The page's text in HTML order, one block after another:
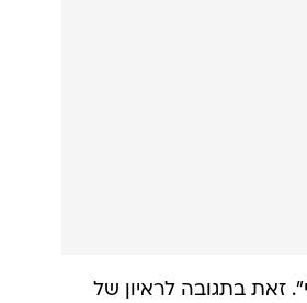
זאת בתגובה לראיון של